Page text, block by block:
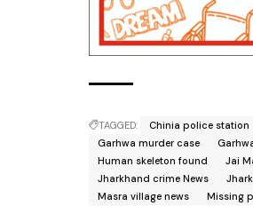
TAGGED: Chinia police station
Garhwa murder case
Human skeleton found
Jai
Jharkhand crime News
Masra village news
Missing